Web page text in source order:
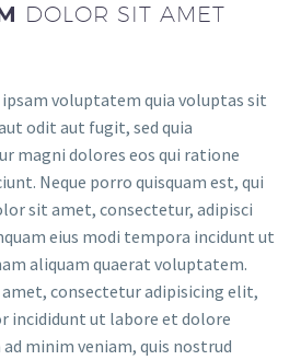
DOLOR SIT AMET
voluptatem quia voluptas sit
odit aut fugit, sed quia
magni dolores eos qui ratione
Neque porro quisquam est, qui
sit amet, consectetur, adipisci
eius modi tempora incidunt ut
aliquam quaerat voluptatem.
consectetur adipisicing elit,
incididunt ut labore et dolore
minim veniam, quis nostrud